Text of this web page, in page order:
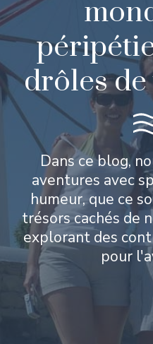
drôles
Dans ce blog,
aventures avec
humeur, que ce
trésors cachés de
explorant des
pour